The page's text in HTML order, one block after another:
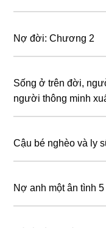
Nợ đời: Chương 2
Sống ở trên đời,
người thông minh
Cậu bé nghèo và ly
Nợ anh một ân tình 5